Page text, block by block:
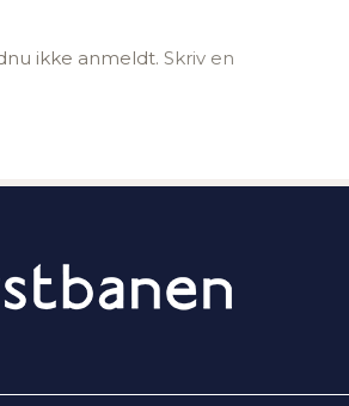
ikke anmeldt. Skriv en